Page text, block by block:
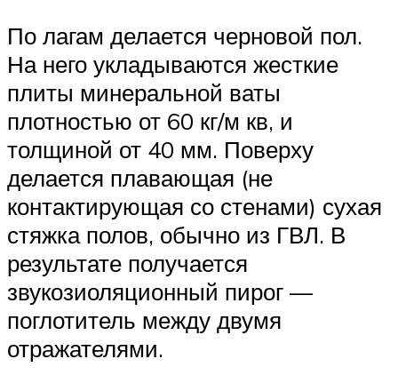
По лагам делается черновой пол.
На него укладываются жесткие
плиты минеральной ваты
плотностью от 60 кг/м кв, и
толщиной от 40 мм. Поверху
делается плавающая (не
контактирующая со стенами) сухая
стяжка полов, обычно из ГВЛ. В
результате получается
звукозиоляционный пирог —
поглотитель между двумя
отражателями.